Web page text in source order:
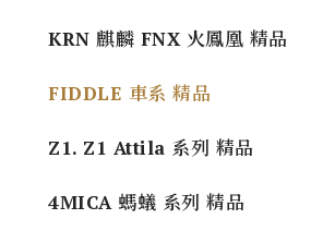
KRN 麒麟 FNX 火鳳凰 精品
FIDDLE 車系 精品
Z1. Z1 Attila 系列 精品
4MICA 螞蟻 系列 精品